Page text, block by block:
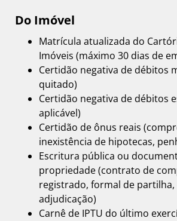
Do Imóvel
Matrícula atualizada do
Imóveis (máximo 30 dias de
Certidão negativa de débitos
quitado)
Certidão negativa de débitos
aplicável)
Certidão de ônus reais
inexistência de hipotecas,
Escritura pública ou
propriedade (contrato de
registrado, formal de partilha,
adjudicação)
Carnê de IPTU do último